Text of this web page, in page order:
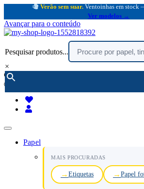
Verão sem suar.Ventoinhas em stock
Ver modelos →
Avançar para o conteúdo
Pesquisar produtos...
×
encomendar por telefone :
(chamada rede fixa nacional)
Papel
MAIS PROCURADAS
Etiquetas Papel